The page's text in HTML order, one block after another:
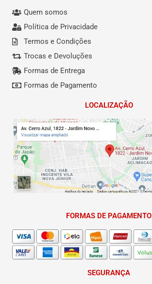
Quem somos
Política de Privacidade
Termos e Condições
Trocas e Devoluções
Formas de Entrega
Formas de Pagamento
LOCALIZAÇÃO
FORMAS DE PAGAMENTO
SEGURANÇA